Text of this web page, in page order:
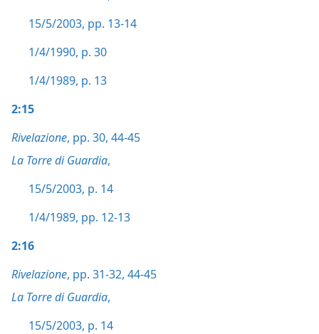
15/5/2003, pp. 13-14
1/4/1990, p. 30
1/4/1989, p. 13
2:15
Rivelazione, pp. 30, 44-45
La Torre di Guardia,
15/5/2003, p. 14
1/4/1989, pp. 12-13
2:16
Rivelazione, pp. 31-32, 44-45
La Torre di Guardia,
15/5/2003, p. 14